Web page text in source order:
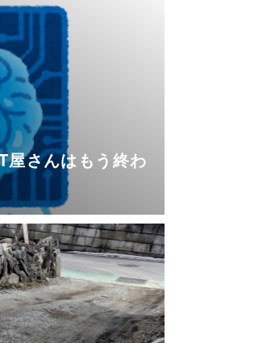
さんはもう終わ